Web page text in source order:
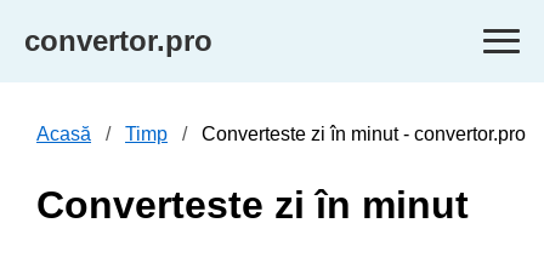
convertor.pro
Acasă Timp Converteste zi în minut - convertor.pro
Converteste zi în minut